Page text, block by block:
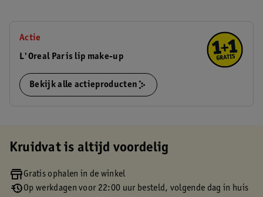
Actie
L'Oreal Paris lip make-up
Bekijk alle actieproducten
Kruidvat is altijd voordelig
Gratis ophalen in de winkel
Op werkdagen voor 22:00 uur besteld, volgende dag in huis